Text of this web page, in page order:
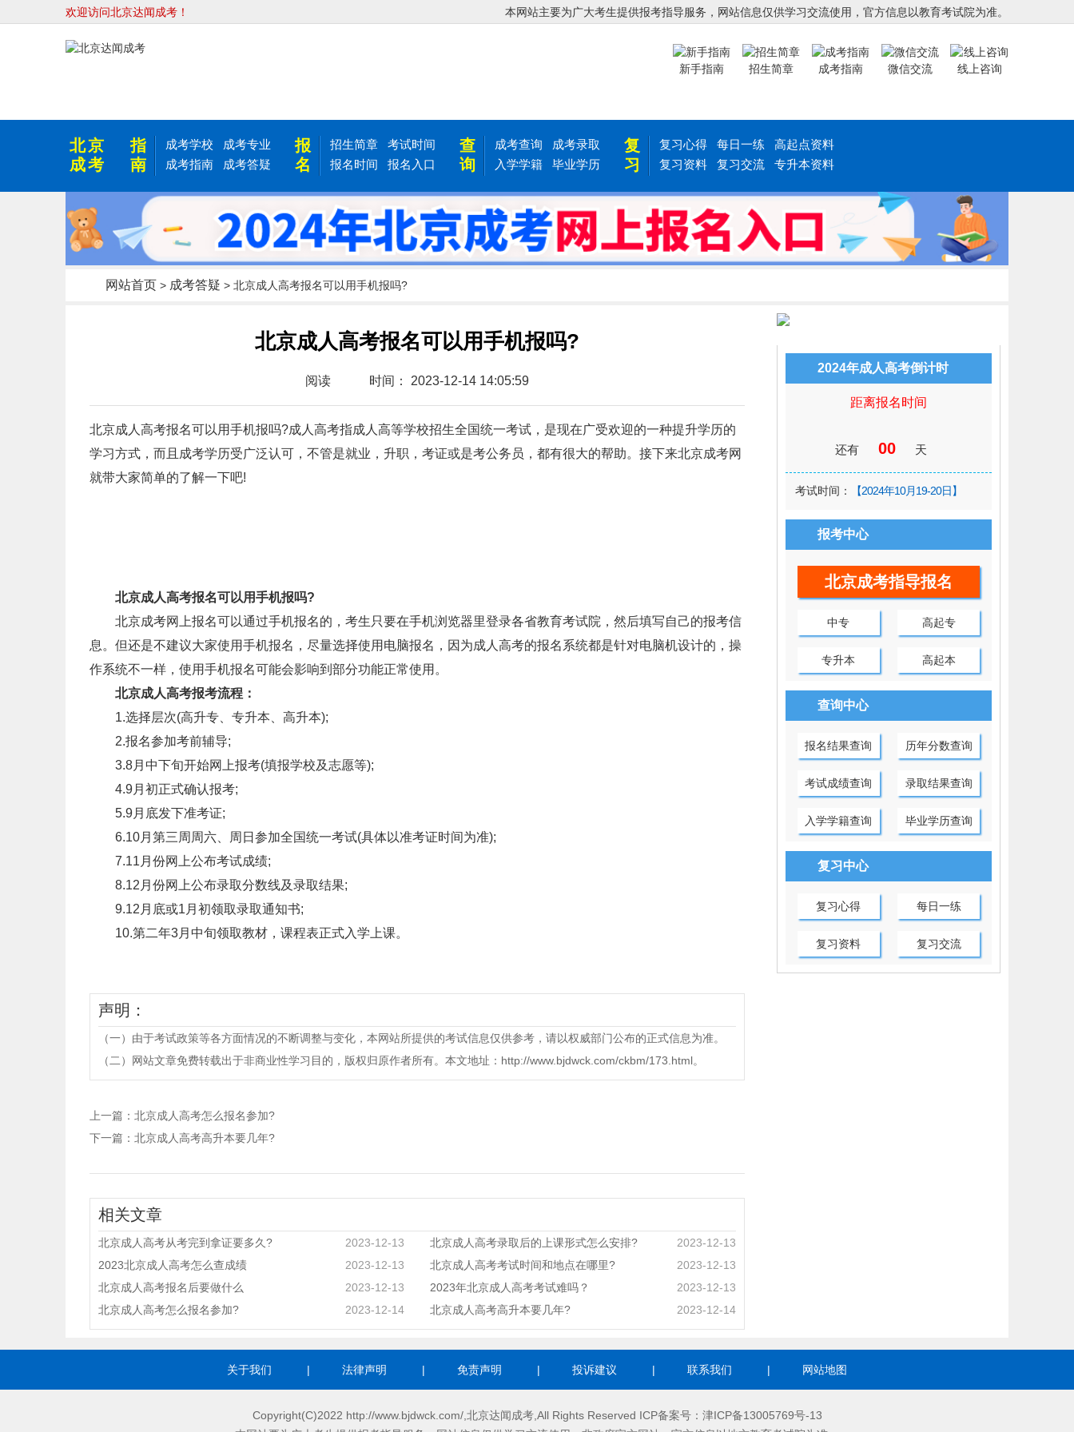
欢迎访问北京达闻成考！ 本网站主要为广大考生提供报考指导服务，网站信息仅供学习交流使用，官方信息以教育考试院为准。
新手指南 招生简章 成考指南 微信交流 线上咨询
北京
成考
指
南
成考学校
成考专业
成考指南
成考答疑
报
名
招生简章
考试时间
报名时间
报名入口
查
询
成考查询
成考录取
入学学籍
毕业学历
复
习
复习心得 每日一练
高起点资料
复习资料
复习交流 专升本资料
网站首页 > 成考答疑 > 北京成人高考报名可以用手机报吗?
北京成人高考报名可以用手机报吗?
阅读 时间： 2023-12-14 14:05:59
北京成人高考报名可以用手机报吗?成人高考指成人高等学校招生全国统一考试，是现在广受欢迎的一种提升学历的
学习方式，而且成考学历受广泛认可，不管是就业，升职，考证或是考公务员，都有很大的帮助。接下来北京成考网
就带大家简单的了解一下吧!
北京成人高考报名可以用手机报吗?
北京成考网上报名可以通过手机报名的，考生只要在手机浏览器里登录各省教育考试院，然后填写自己的报考信
息。但还是不建议大家使用手机报名，尽量选择使用电脑报名，因为成人高考的报名系统都是针对电脑机设计的，操
作系统不一样，使用手机报名可能会影响到部分功能正常使用。
北京成人高考报考流程：
1.选择层次(高升专、专升本、高升本);
2.报名参加考前辅导;
3.8月中下旬开始网上报考(填报学校及志愿等);
4.9月初正式确认报考;
5.9月底发下准考证;
6.10月第三周周六、周日参加全国统一考试(具体以准考证时间为准);
7.11月份网上公布考试成绩;
8.12月份网上公布录取分数线及录取结果;
9.12月底或1月初领取录取通知书;
10.第二年3月中旬领取教材，课程表正式入学上课。
声明：
（一）由于考试政策等各方面情况的不断调整与变化，本网站所提供的考试信息仅供参考，请以权威部门公布的正式信息为准。
（二）网站文章免费转载出于非商业性学习目的，版权归原作者所有。本文地址：http://www.bjdwck.com/ckbm/173.html。
上一篇： 北京成人高考怎么报名参加?
下一篇： 北京成人高考高升本要几年?
相关文章
北京成人高考从考完到拿证要多久? 2023-12-13 北京成人高考录取后的上课形式怎么安排?
2023-12-13
2023北京成人高考怎么查成绩
2023-12-13 北京成人高考考试时间和地点在哪里?
2023-12-13
北京成人高考报名后要做什么
2023-12-13 2023年北京成人高考考试难吗？
2023-12-13
北京成人高考怎么报名参加?
2023-12-14 北京成人高考高升本要几年? 2023-12-14
2024年成人高考倒计时
距离报名时间
还有 00 天
考试时间： 【2024年10月19-20日】
报考中心
北京成考指导报名
中专 高起专
专升本 高起本
查询中心
报名结果查询 历年分数查询
考试成绩查询 录取结果查询
入学学籍查询 毕业学历查询
复习中心
复习心得 每日一练
复习资料 复习交流
关于我们 | 法律声明 | 免责声明 | 投诉建议 | 联系我们 | 网站地图
Copyright(C)2022 http://www.bjdwck.com/,北京达闻成考,All Rights Reserved ICP备案号： 津ICP备13005769号-13